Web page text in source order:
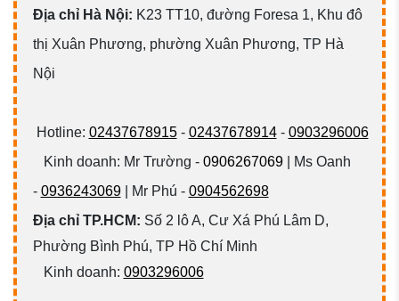
Địa chỉ Hà Nội: K23 TT10, đường Foresa 1, Khu đô
thị Xuân Phương, phường Xuân Phương, TP Hà
Nội
Hotline: 02437678915- 02437678914- 0903296006
Kinh doanh: Mr Trường - 0906267069| Ms Oanh
- 0936243069| Mr Phú - 0904562698
Địa chỉ TP.HCM: Số 2 lô A, Cư Xá Phú Lâm D,
Phường Bình Phú, TP Hồ Chí Minh
Kinh doanh: 0903296006